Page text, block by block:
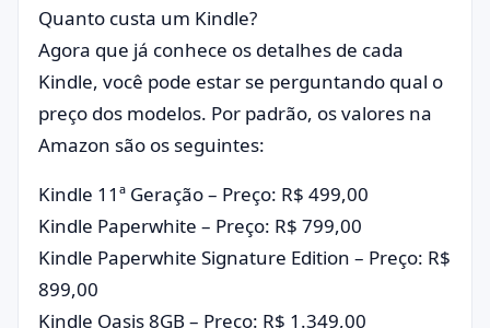
Quanto custa um Kindle?
Agora que já conhece os detalhes de cada
Kindle, você pode estar se perguntando qual o
preço dos modelos. Por padrão, os valores na
Amazon são os seguintes:
Kindle 11ª Geração – Preço: R$ 499,00
Kindle Paperwhite – Preço: R$ 799,00
Kindle Paperwhite Signature Edition – Preço: R$
899,00
Kindle Oasis 8GB – Preço: R$ 1.349,00